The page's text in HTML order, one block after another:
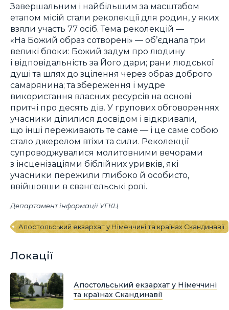
Завершальним і найбільшим за масштабом
етапом місій стали реколекції для родин, у яких
взяли участь 77 осіб. Тема реколекцій —
«На Божий образ сотворені» — об’єднала три
великі блоки: Божий задум про людину
і відповідальність за Його дари; рани людської
душі та шлях до зцілення через образ доброго
самарянина; та збереження і мудре
використання власних ресурсів на основі
притчі про десять дів. У групових обговореннях
учасники ділилися досвідом і відкривали,
що інші переживають те саме — і це саме собою
стало джерелом втіхи та сили. Реколекції
супроводжувалися молитовними вечорами
з інсценізаціями біблійних уривків, які
учасники пережили глибоко й особисто,
ввійшовши в євангельські ролі.
Департамент інформації УГКЦ
Апостольський екзархат у Німеччині та країнах Скандинавії
Локації
Апостольський екзархат у Німеччині
та країнах Скандинавії